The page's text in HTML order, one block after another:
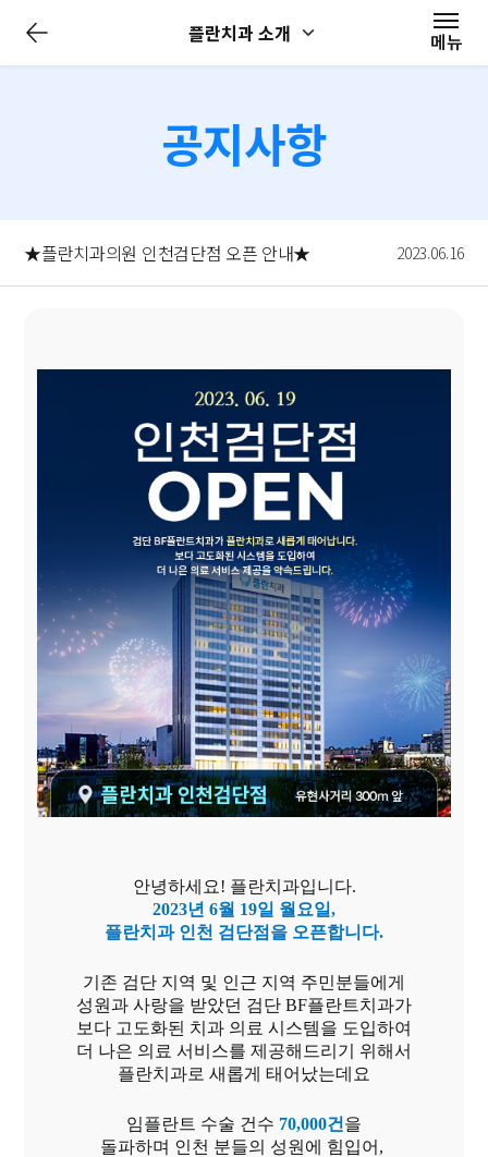
플란치과 소개 메뉴
뉴
공지사항
★플란치과의원 인천검단점 오픈 안내★ 2023.06.16
안녕하세요! 플란치과입니다.
2023년 6월 19일 월요일,
플란치과 인천 검단점을 오픈합니다.
기존 검단 지역 및 인근 지역 주민분들에게
성원과 사랑을 받았던 검단 BF플란트치과가
보다 고도화된 치과 의료 시스템을 도입하여
더 나은 의료 서비스를 제공해드리기 위해서
플란치과로 새롭게 태어났는데요
임플란트 수술 건수 70,000건 을
돌파하며 인천 분들의 성원에 힘입어,